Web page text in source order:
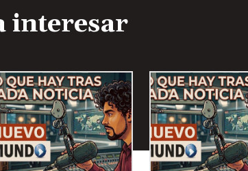
interesar